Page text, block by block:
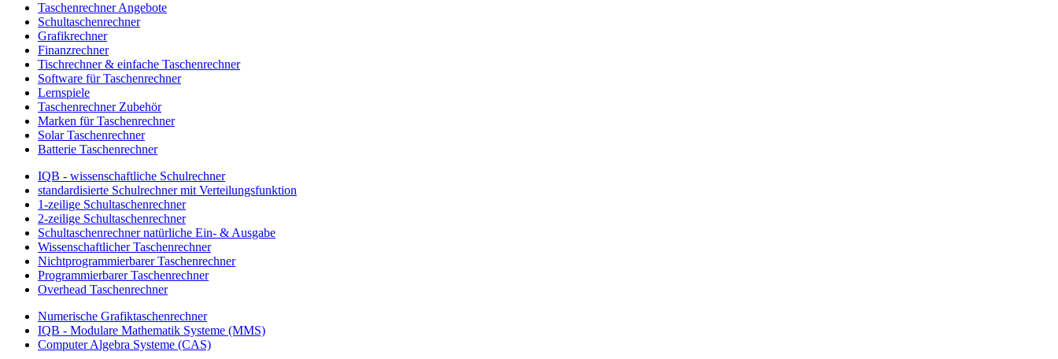
Taschenrechner Angebote
Schultaschenrechner
Grafikrechner
Finanzrechner
Tischrechner & einfache Taschenrechner
Software für Taschenrechner
Lernspiele
Taschenrechner Zubehör
Marken für Taschenrechner
Solar Taschenrechner
Batterie Taschenrechner
IQB - wissenschaftliche Schulrechner
standardisierte Schulrechner mit Verteilungsfunktion
1-zeilige Schultaschenrechner
2-zeilige Schultaschenrechner
Schultaschenrechner natürliche Ein- & Ausgabe
Wissenschaftlicher Taschenrechner
Nichtprogrammierbarer Taschenrechner
Programmierbarer Taschenrechner
Overhead Taschenrechner
Numerische Grafiktaschenrechner
IQB - Modulare Mathematik Systeme (MMS)
Computer Algebra Systeme (CAS)